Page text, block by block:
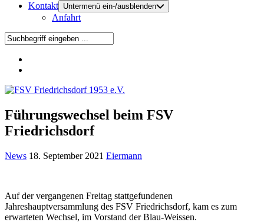
Kontakt Untermenü ein-/ausblenden
Anfahrt
Führungswechsel beim FSV
Friedrichsdorf
News 18. September 2021 Eiermann
Auf der vergangenen Freitag stattgefundenen
Jahreshauptversammlung des FSV Friedrichsdorf, kam es zum
erwarteten Wechsel, im Vorstand der Blau-Weissen.